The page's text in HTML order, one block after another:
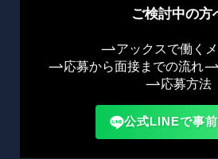
ご検討中の方
アックスで働く
応募から面接までの流れ
応募方法
公式LINEで事